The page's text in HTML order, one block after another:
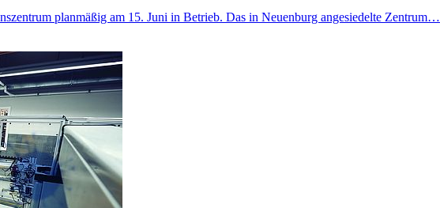
planmäßig am 15. Juni in Betrieb. Das in Neuenburg angesiedelte Zentrum…